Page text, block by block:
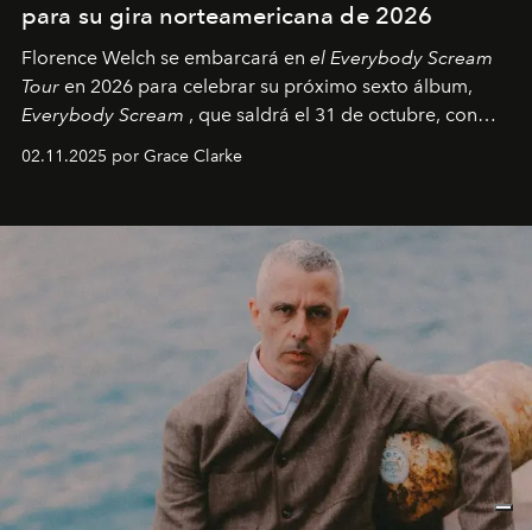
para su gira norteamericana de 2026
Florence Welch se embarcará en el Everybody Scream
Tour en 2026 para celebrar su próximo sexto álbum,
Everybody Scream , que saldrá el 31 de octubre, con
02.11.2025 por Grace Clarke